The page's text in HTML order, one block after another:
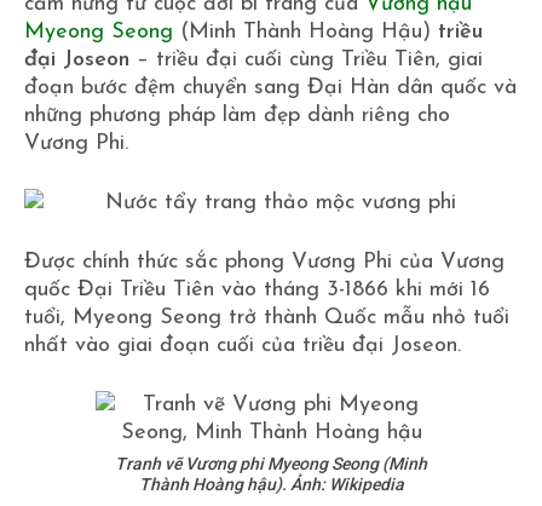
Myeong Seong (Minh Thành Hoàng Hậu) triều
đại Joseon – triều đại cuối cùng Triều Tiên, giai
đoạn bước đệm chuyển sang Đại Hàn dân quốc và
những phương pháp làm đẹp dành riêng cho
Vương Phi.
Được chính thức sắc phong Vương Phi của Vương
quốc Đại Triều Tiên vào tháng 3-1866 khi mới 16
tuổi, Myeong Seong trở thành Quốc mẫu nhỏ tuổi
nhất vào giai đoạn cuối của triều đại Joseon.
Tranh vẽ Vương phi Myeong Seong (Minh
Thành Hoàng hậu). Ảnh: Wikipedia